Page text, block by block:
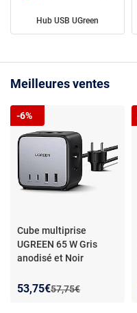
Hub USB UGreen
Meilleures ventes
Cube multiprise
UGREEN 65 W Gris
anodisé et Noir
Ancien prix :
57,75€
Nouveau prix :
53,75€
Réduction de :
-6%